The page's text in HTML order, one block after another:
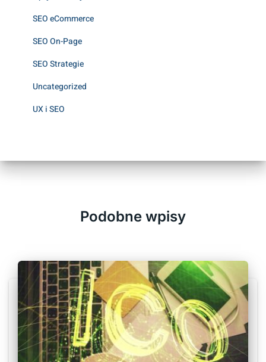
SEO eCommerce
SEO On-Page
SEO Strategie
Uncategorized
UX i SEO
Podobne wpisy